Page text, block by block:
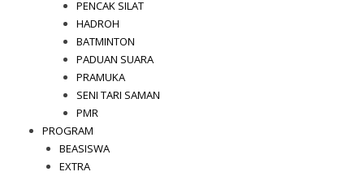
PENCAK SILAT
HADROH
BATMINTON
PADUAN SUARA
PRAMUKA
SENI TARI SAMAN
PMR
PROGRAM
BEASISWA
EXTRA